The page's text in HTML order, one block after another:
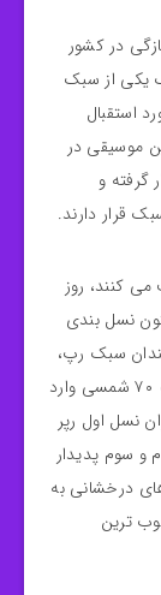
در کشور
یکی از سبک
استقبال
موسیقی در
گرفته و
قرار دارند.
کنند، روز
نسل بندی
سبک رپ،
با آن مواجه می شوند. موسیقی رپ از اواخر دهه ۷۰ شمسی وارد
نسل اول رپر
سوم پدیدار
درخشانی به
ترین